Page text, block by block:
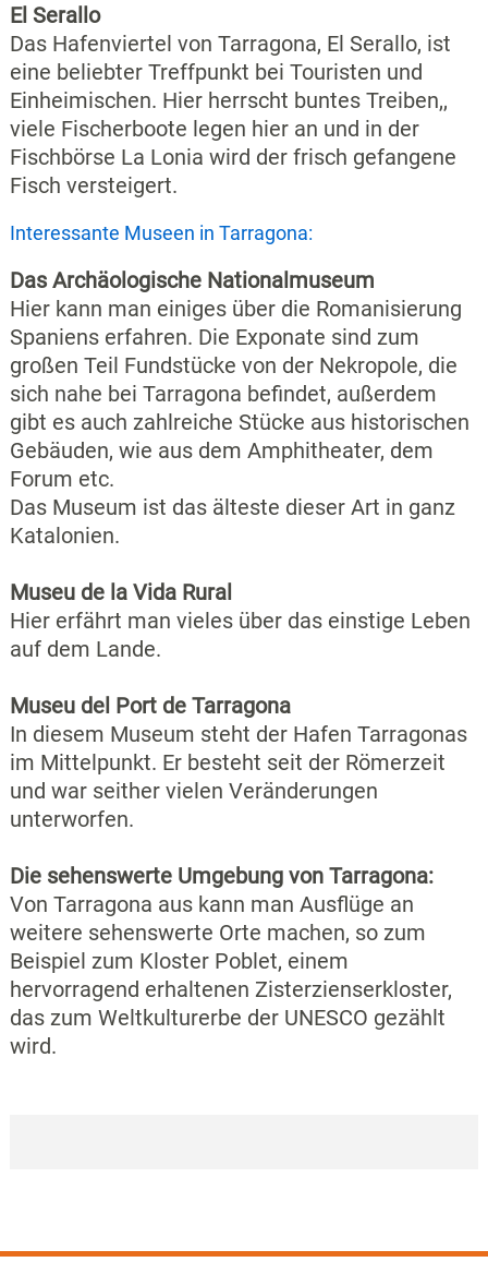
El Serallo
Das Hafenviertel von Tarragona, El Serallo, ist
eine beliebter Treffpunkt bei Touristen und
Einheimischen. Hier herrscht buntes Treiben,,
viele Fischerboote legen hier an und in der
Fischbörse La Lonia wird der frisch gefangene
Fisch versteigert.
Interessante Museen in Tarragona:
Das Archäologische Nationalmuseum
Hier kann man einiges über die Romanisierung
Spaniens erfahren. Die Exponate sind zum
großen Teil Fundstücke von der Nekropole, die
sich nahe bei Tarragona befindet, außerdem
gibt es auch zahlreiche Stücke aus historischen
Gebäuden, wie aus dem Amphitheater, dem
Forum etc.
Das Museum ist das älteste dieser Art in ganz
Katalonien.
Museu de la Vida Rural
Hier erfährt man vieles über das einstige Leben
auf dem Lande.
Museu del Port de Tarragona
In diesem Museum steht der Hafen Tarragonas
im Mittelpunkt. Er besteht seit der Römerzeit
und war seither vielen Veränderungen
unterworfen.
Die sehenswerte Umgebung von Tarragona:
Von Tarragona aus kann man Ausflüge an
weitere sehenswerte Orte machen, so zum
Beispiel zum Kloster Poblet, einem
hervorragend erhaltenen Zisterzienserkloster,
das zum Weltkulturerbe der UNESCO gezählt
wird.